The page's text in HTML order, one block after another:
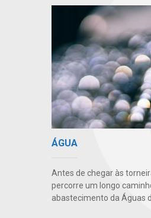
ÁGUA
Antes de chegar às
percorre um longo
abastecimento da Águas